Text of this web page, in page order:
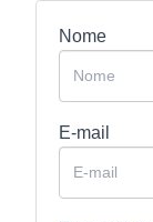
Nome
E-mail